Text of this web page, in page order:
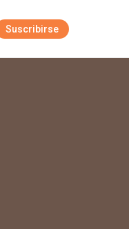
Suscribirse